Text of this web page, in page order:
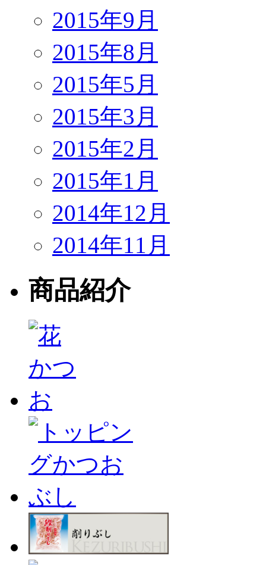
2015年9月
2015年8月
2015年5月
2015年3月
2015年2月
2015年1月
2014年12月
2014年11月
商品紹介